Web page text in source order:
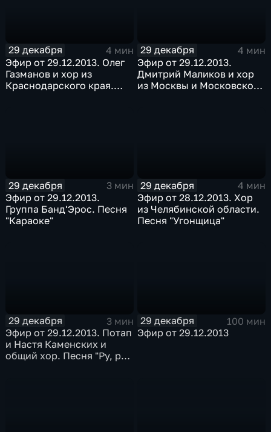
29 декабря
4 мин
Эфир от 29.12.2013. Олег
Газманов и хор из
Краснодарского края.
29 декабря
4 мин
Эфир от 29.12.2013.
Дмитрий Маликов и хор
из Москвы и Московской
29 декабря
3 мин
Эфир от 29.12.2013.
Группа Банд'Эрос. Песня
"Караоке"
29 декабря
4 мин
Эфир от 28.12.2013. Хор
из Челябинской области.
Песня "Угонщица"
29 декабря
3 мин
Эфир от 29.12.2013. Потап
и Настя Каменских и
общий хор. Песня "Ру, ру,
29 декабря
100 мин
Эфир от 29.12.2013